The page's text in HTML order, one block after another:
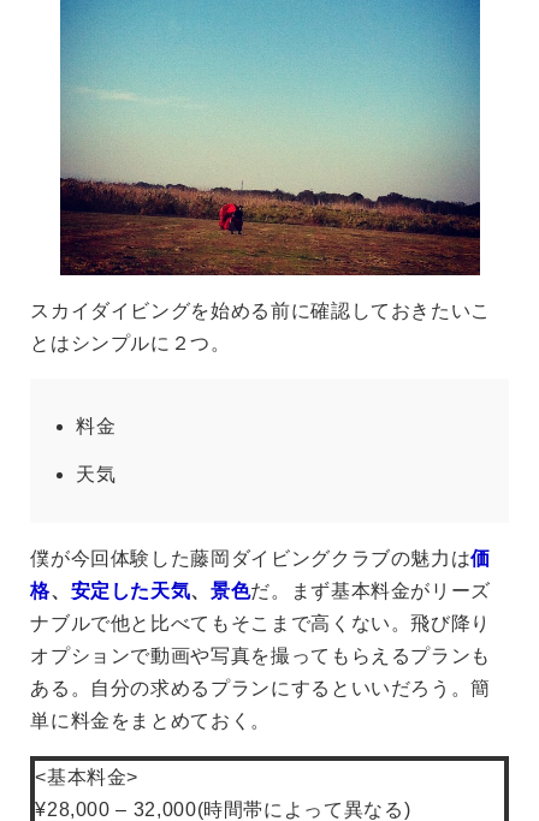
スカイダイビングを始める前に確認しておきたいこ
とはシンプルに２つ。
料金
天気
僕が今回体験した藤岡ダイビングクラブの魅力は価
格、 安定した天気、景色だ。まず基本料金がリーズ
ナブルで他と比べてもそこまで高くない。飛び降り
オプションで動画や写真を撮ってもらえるプランも
ある。自分の求めるプランにするといいだろう。簡
単に料金をまとめておく。
<基本料金>
¥28,000 – 32,000(時間帯によって異なる)